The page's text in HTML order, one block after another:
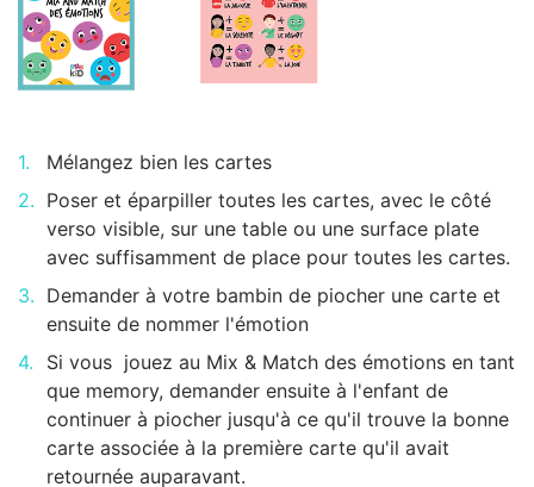
Mélangez bien les cartes
Poser et éparpiller toutes les cartes, avec le côté
verso visible, sur une table ou une surface plate
avec suffisamment de place pour toutes les cartes.
Demander à votre bambin de piocher une carte et
ensuite de nommer l'émotion
Si vous jouez au Mix & Match des émotions en tant
que memory, demander ensuite à l'enfant de
continuer à piocher jusqu'à ce qu'il trouve la bonne
carte associée à la première carte qu'il avait
retournée auparavant.